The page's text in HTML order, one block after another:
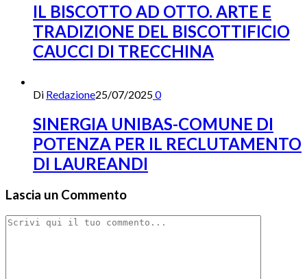
IL BISCOTTO AD OTTO. ARTE E
TRADIZIONE DEL BISCOTTIFICIO
CAUCCI DI TRECCHINA
Di Redazione25/07/20250
SINERGIA UNIBAS-COMUNE DI
POTENZA PER IL RECLUTAMENTO
DI LAUREANDI
Lascia un Commento